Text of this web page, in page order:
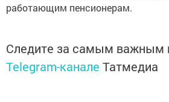
работающим пенсионерам.
Следите за самым важным
Telegram-канале Татмедиа